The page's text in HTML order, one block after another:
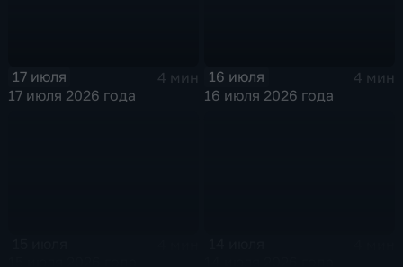
17 июля
4 мин
17 июля 2026 года
16 июля
4 мин
16 июля 2026 года